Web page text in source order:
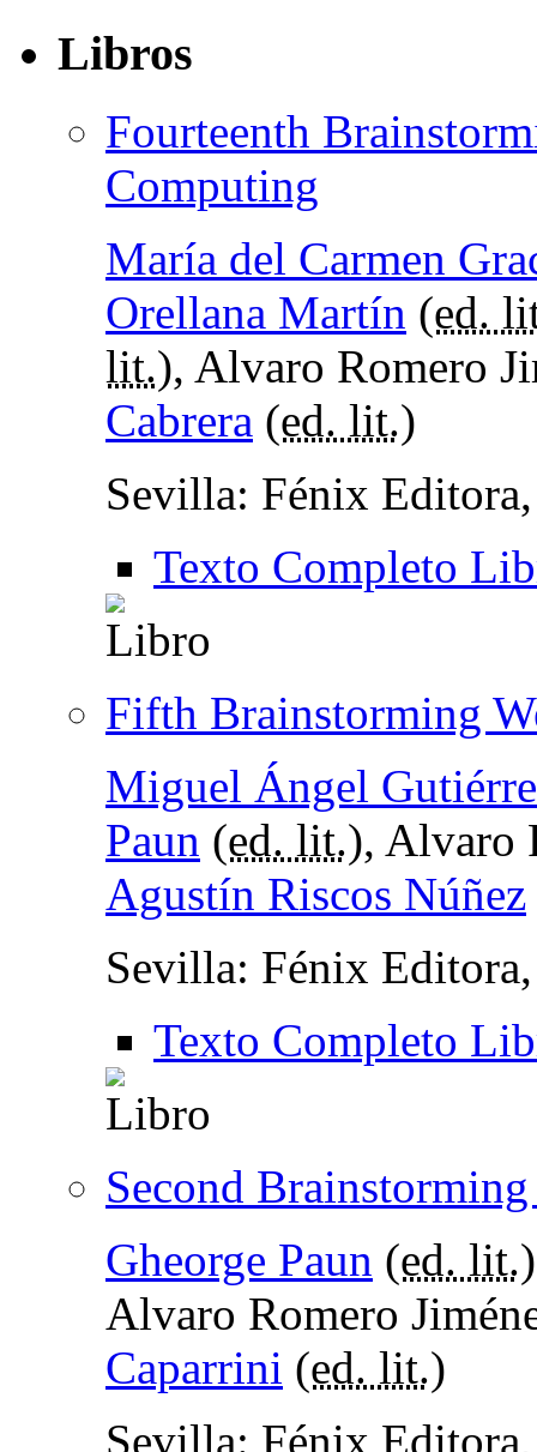
Libros
Fourteenth
Computing
María del Carmen
Orellana Martín (ed.
lit.), Alvaro Romero
Cabrera (ed. lit.)
Sevilla: Fénix
Texto Completo
Fifth Brainstorming
Miguel Ángel
Paun (ed. lit.), Alvaro
Agustín Riscos Núñez
Sevilla: Fénix
Texto Completo
Second
Gheorge Paun (ed. lit.
Alvaro Romero
Caparrini (ed. lit.)
Sevilla: Fénix